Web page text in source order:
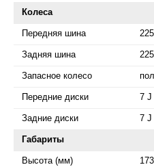
Колеса
Передняя шина
Задняя шина
Запасное колесо
Передние диски 7 J
Задние диски 7 J
Габариты
Высота (мм)